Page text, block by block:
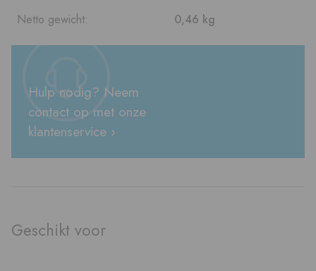
Netto gewicht:
0,46 kg
Hulp nodig? Neem
contact op met onze
klantenservice ›
Geschikt voor